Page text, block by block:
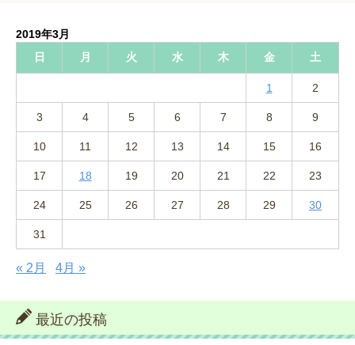
2019年3月
日
月 火 水 木 金 土
1 2
3 4 5 6 7 8 9
10 11 12 13 14 15 16
17 18 19 20 21 22 23
24 25 26 27 28 29 30
31
« 2月 4月 »
最近の投稿